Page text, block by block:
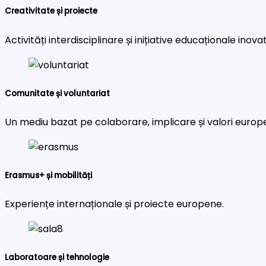
Creativitate și proiecte
Activități interdisciplinare și inițiative educaționale
Comunitate și voluntariat
Un mediu bazat pe colaborare, implicare și valori
Erasmus+ și mobilități
Experiențe internaționale și proiecte europene.
Laboratoare și tehnologie